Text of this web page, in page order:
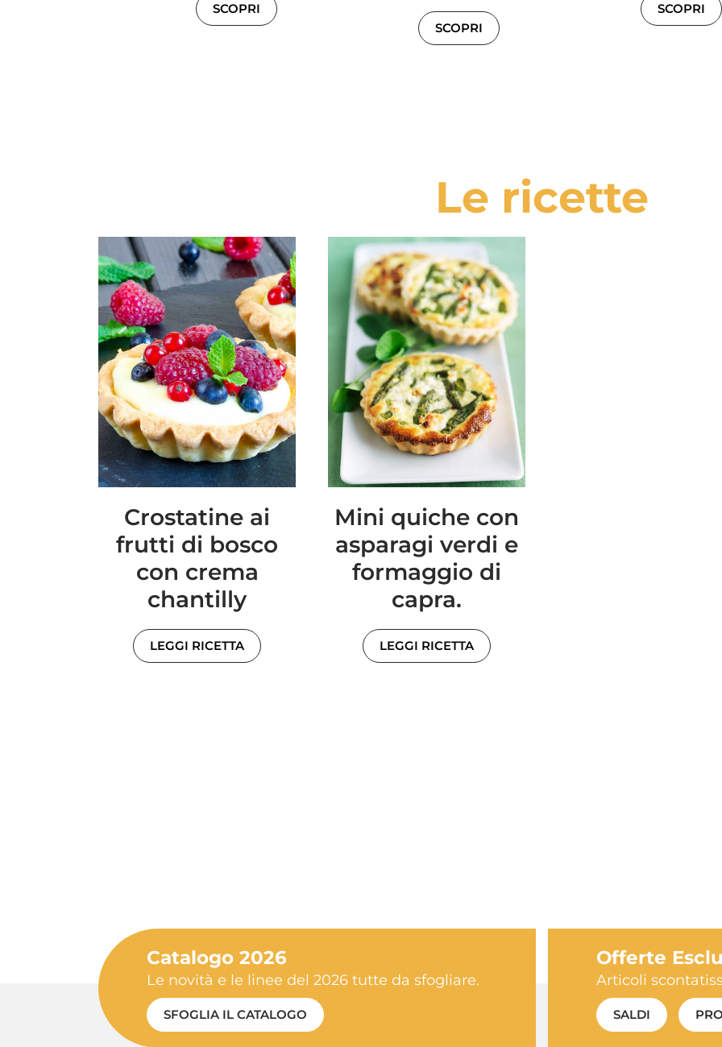
SCOPRI
SCOPRI
SCOPRI
Le ricette
Crostatine ai
frutti di bosco
con crema
chantilly
LEGGI RICETTA
Mini quiche con
asparagi verdi e
formaggio di
capra.
LEGGI RICETTA
Catalogo 2026
Le novità e le linee del 2026 tutte da sfogliare.
SFOGLIA IL CATALOGO
Offerte
Articoli
SALDI